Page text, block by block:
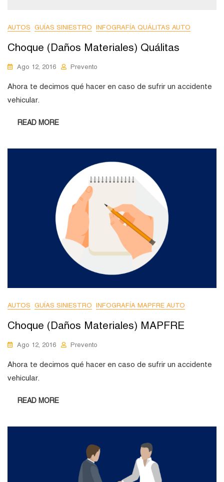
AUTOS GUÍAS SINIESTRO INFOGRAFÍA QUÁLITAS AUTO
Choque (Daños Materiales) Quálitas
Ago 12, 2016 Prevento
Ahora te decimos qué hacer en caso de sufrir un accidente
vehicular.
READ MORE
AUTOS GUÍAS SINIESTRO INFOGRAFÍA MAPFRE AUTO
Choque (Daños Materiales) MAPFRE
Ago 12, 2016 Prevento
Ahora te decimos qué hacer en caso de sufrir un accidente
vehicular.
READ MORE